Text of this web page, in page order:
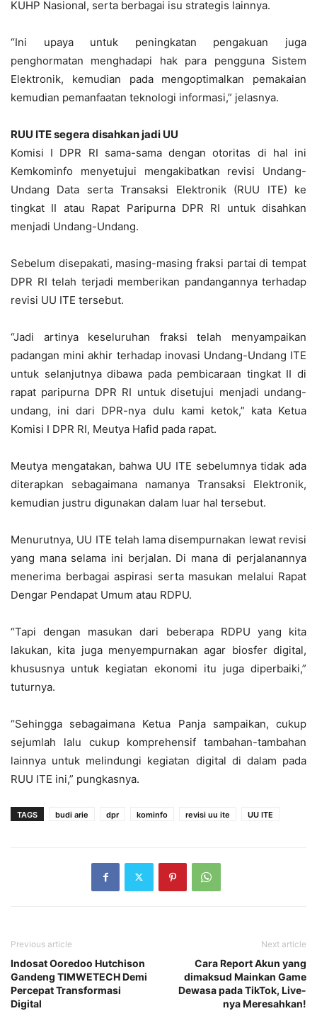
KUHP Nasional, serta berbagai isu strategis lainnya.
“Ini upaya untuk peningkatan pengakuan juga
penghormatan menghadapi hak para pengguna Sistem
Elektronik, kemudian pada mengoptimalkan pemakaian
kemudian pemanfaatan teknologi informasi,” jelasnya.
RUU ITE segera disahkan jadi UU
Komisi I DPR RI sama-sama dengan otoritas di hal ini
Kemkominfo menyetujui mengakibatkan revisi Undang-
Undang Data serta Transaksi Elektronik (RUU ITE) ke
tingkat II atau Rapat Paripurna DPR RI untuk disahkan
menjadi Undang-Undang.
Sebelum disepakati, masing-masing fraksi partai di tempat
DPR RI telah terjadi memberikan pandangannya terhadap
revisi UU ITE tersebut.
“Jadi artinya keseluruhan fraksi telah menyampaikan
padangan mini akhir terhadap inovasi Undang-Undang ITE
untuk selanjutnya dibawa pada pembicaraan tingkat II di
rapat paripurna DPR RI untuk disetujui menjadi undang-
undang, ini dari DPR-nya dulu kami ketok,” kata Ketua
Komisi I DPR RI, Meutya Hafid pada rapat.
Meutya mengatakan, bahwa UU ITE sebelumnya tidak ada
diterapkan sebagaimana namanya Transaksi Elektronik,
kemudian justru digunakan dalam luar hal tersebut.
Menurutnya, UU ITE telah lama disempurnakan lewat revisi
yang mana selama ini berjalan. Di mana di perjalanannya
menerima berbagai aspirasi serta masukan melalui Rapat
Dengar Pendapat Umum atau RDPU.
“Tapi dengan masukan dari beberapa RDPU yang kita
lakukan, kita juga menyempurnakan agar biosfer digital,
khususnya untuk kegiatan ekonomi itu juga diperbaiki,”
tuturnya.
“Sehingga sebagaimana Ketua Panja sampaikan, cukup
sejumlah lalu cukup komprehensif tambahan-tambahan
lainnya untuk melindungi kegiatan digital di dalam pada
RUU ITE ini,” pungkasnya.
TAGS budi arie dpr kominfo revisi uu ite UU ITE
Previous article
Indosat Ooredoo Hutchison
Gandeng TIMWETECH Demi
Percepat Transformasi
Digital
Next article
Cara Report Akun yang
dimaksud Mainkan Game
Dewasa pada TikTok, Live-
nya Meresahkan!